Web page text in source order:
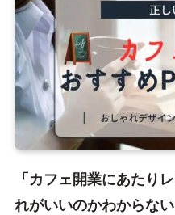
「カフェ開業にあたり
れがいいのかわからない